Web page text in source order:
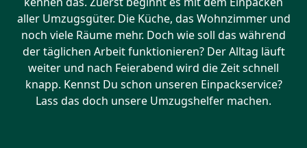
aller Umzugsgüter. Die Küche, das Wohnzimmer und
noch viele Räume mehr. Doch wie soll das während
der täglichen Arbeit funktionieren? Der Alltag läuft
weiter und nach Feierabend wird die Zeit schnell
knapp. Kennst Du schon unseren Einpackservice?
Lass das doch unsere Umzugshelfer machen.